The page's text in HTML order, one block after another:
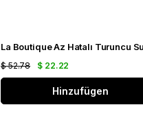
$ 22.22
$ 52.78
Hinzufügen